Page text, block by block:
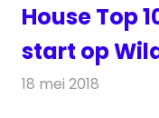
House Top
start op
18 mei 2018